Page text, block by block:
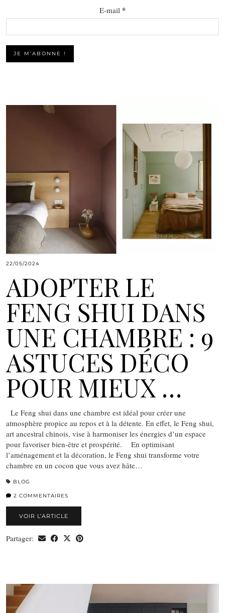
E-mail *
22/05/2024
ADOPTER LE
FENG SHUI DANS
UNE CHAMBRE : 9
ASTUCES DÉCO
POUR MIEUX …
Le Feng shui dans une chambre est idéal pour créer une
atmosphère propice au repos et à la détente. En effet, le Feng shui,
art ancestral chinois, vise à harmoniser les énergies d’un espace
pour favoriser bien-être et prospérité. En optimisant
l’aménagement et la décoration, le Feng shui transforme votre
chambre en un cocon que vous avez hâte…
BLOG
2 COMMENTAIRES
VOIR L’ARTICLE
Partager: